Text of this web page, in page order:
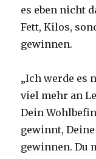
es eben nicht
Fett, Kilos,
gewinnen.
„Ich werde es
viel mehr an
Dein
gewinnt,
gewinnen. Du